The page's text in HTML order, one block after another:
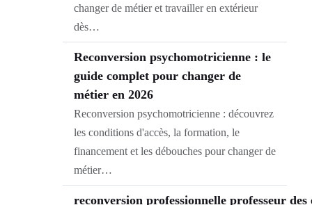
changer de métier et travailler en extérieur
dès…
Reconversion psychomotricienne : le
guide complet pour changer de
métier en 2026
Reconversion psychomotricienne : découvrez
les conditions d'accès, la formation, le
financement et les débouches pour changer de
métier…
reconversion professionnelle professeur des